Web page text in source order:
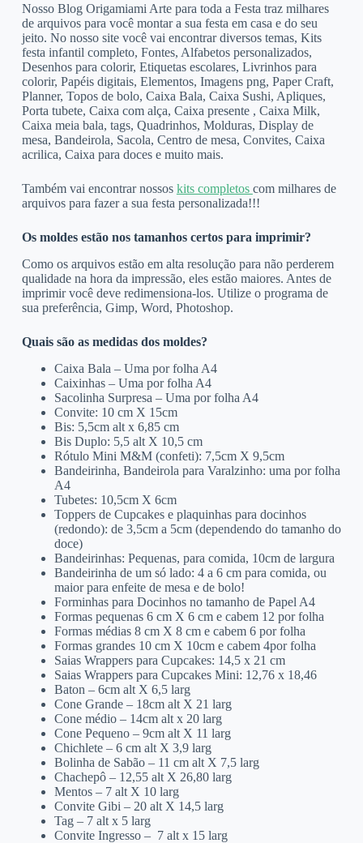
Nosso Blog Origamiami Arte para toda a Festa traz milhares
de arquivos para você montar a sua festa em casa e do seu
jeito. No nosso site você vai encontrar diversos temas, Kits
festa infantil completo, Fontes, Alfabetos personalizados,
Desenhos para colorir, Etiquetas escolares, Livrinhos para
colorir, Papéis digitais, Elementos, Imagens png, Paper Craft,
Planner, Topos de bolo, Caixa Bala, Caixa Sushi, Apliques,
Porta tubete, Caixa com alça, Caixa presente , Caixa Milk,
Caixa meia bala, tags, Quadrinhos, Molduras, Display de
mesa, Bandeirola, Sacola, Centro de mesa, Convites, Caixa
acrilica, Caixa para doces e muito mais.
Também vai encontrar nossos kits completos com milhares de
arquivos para fazer a sua festa personalizada!!!
Os moldes estão nos tamanhos certos para imprimir?
Como os arquivos estão em alta resolução para não perderem
qualidade na hora da impressão, eles estão maiores. Antes de
imprimir você deve redimensiona-los. Utilize o programa de
sua preferência, Gimp, Word, Photoshop.
Quais são as medidas dos moldes?
Caixa Bala – Uma por folha A4
Caixinhas – Uma por folha A4
Sacolinha Surpresa – Uma por folha A4
Convite: 10 cm X 15cm
Bis: 5,5cm alt x 6,85 cm
Bis Duplo: 5,5 alt X 10,5 cm
Rótulo Mini M&M (confeti): 7,5cm X 9,5cm
Bandeirinha, Bandeirola para Varalzinho: uma por folha
A4
Tubetes: 10,5cm X 6cm
Toppers de Cupcakes e plaquinhas para docinhos
(redondo): de 3,5cm a 5cm (dependendo do tamanho do
doce)
Bandeirinhas: Pequenas, para comida, 10cm de largura
Bandeirinha de um só lado: 4 a 6 cm para comida, ou
maior para enfeite de mesa e de bolo!
Forminhas para Docinhos no tamanho de Papel A4
Formas pequenas 6 cm X 6 cm e cabem 12 por folha
Formas médias 8 cm X 8 cm e cabem 6 por folha
Formas grandes 10 cm X 10cm e cabem 4por folha
Saias Wrappers para Cupcakes: 14,5 x 21 cm
Saias Wrappers para Cupcakes Mini: 12,76 x 18,46
Baton – 6cm alt X 6,5 larg
Cone Grande – 18cm alt X 21 larg
Cone médio – 14cm alt x 20 larg
Cone Pequeno – 9cm alt X 11 larg
Chichlete – 6 cm alt X 3,9 larg
Bolinha de Sabão – 11 cm alt X 7,5 larg
Chachepô – 12,55 alt X 26,80 larg
Mentos – 7 alt X 10 larg
Convite Gibi – 20 alt X 14,5 larg
Tag – 7 alt x 5 larg
Convite Ingresso – 7 alt x 15 larg